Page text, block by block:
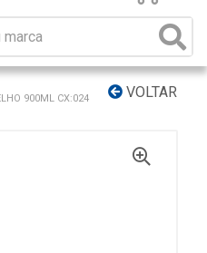
VOLTAR
900ML CX:024